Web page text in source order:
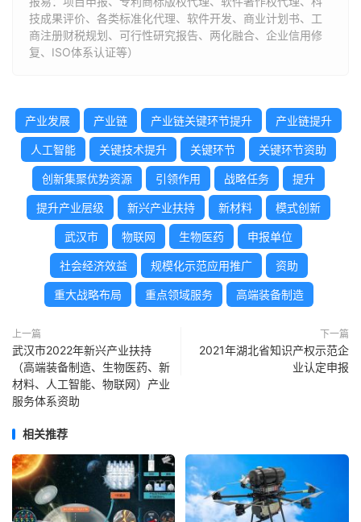
技成果评价、各类标准化代理、软件开发、商业计划书、工
商注册财税规划、可行性研究报告、两化融合、企业信用修
复、ISO体系认证等）
产业发展 产业链 产业链关键环节提升 产业链提升
人工智能 关键技术提升 关键环节 关键环节资助
创新集聚优势资源 引领作用 战略任务 提升
提升产业层级 新兴产业扶持 新材料 模式创新
武汉市 物联网 生物医药 申报单位
社会经济效益 规模化示范应用推广 资助
重大战略布局 重点领域服务 高端装备制造
上一篇
武汉市2022年新兴产业扶持
（高端装备制造、生物医药、新
材料、人工智能、物联网）产业
服务体系资助
下一篇
2021年湖北省知识产权示范企
业认定申报
相关推荐